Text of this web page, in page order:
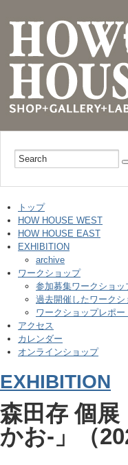
トップ
HOW HOUSE WEST
HOW HOUSE EAST
EXHIBITION
archive
ワークショップ
参加募集ワークショッ
過去開催したワークシ
ワークショップレポー
アクセス
カレンダー
オンラインショップ
EXHIBITION
森田存 個
かお-」（